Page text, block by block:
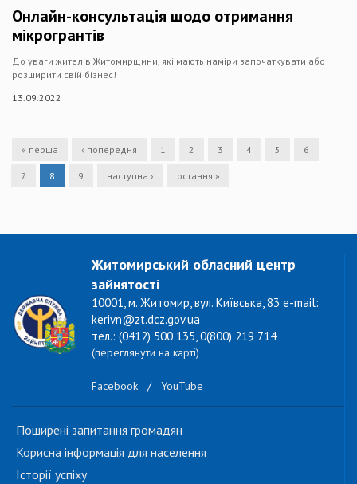
Онлайн-консультація щодо отримання
мікрогрантів
До уваги жителів Житомирщини, які мають наміри започаткувати або
розширити свій бізнес!
13.09.2022
« перша ‹ попередня 1 2 3 4 5 6
7 8 9 наступна › остання »
Житомирський обласний центр
зайнятості
10001, м. Житомир, вул. Київська, 83 e-mail:
kerivn@zt.dcz.gov.ua
тел.: (0412) 500 135, 0(800) 219 714
(переглянути на карті)
Facebook / YouTube
Поширені запитання громадян
Корисна інформація для населення
Історії успіху